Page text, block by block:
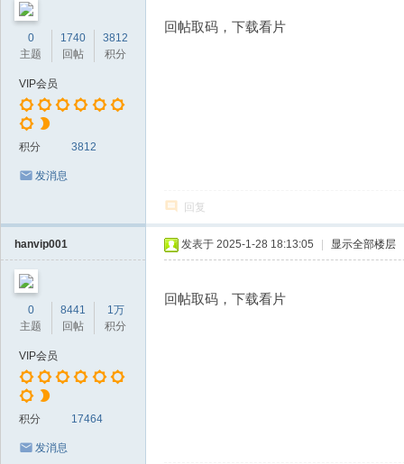
0
主题
1740
回帖
3812
积分
VIP会员
积分 3812
发消息
回帖取码，下载看片
回复
hanvip001
0
主题
8441
回帖
1万
积分
VIP会员
积分 17464
发消息
发表于 2025-1-28 18:13:05 显示全部楼层
回帖取码，下载看片